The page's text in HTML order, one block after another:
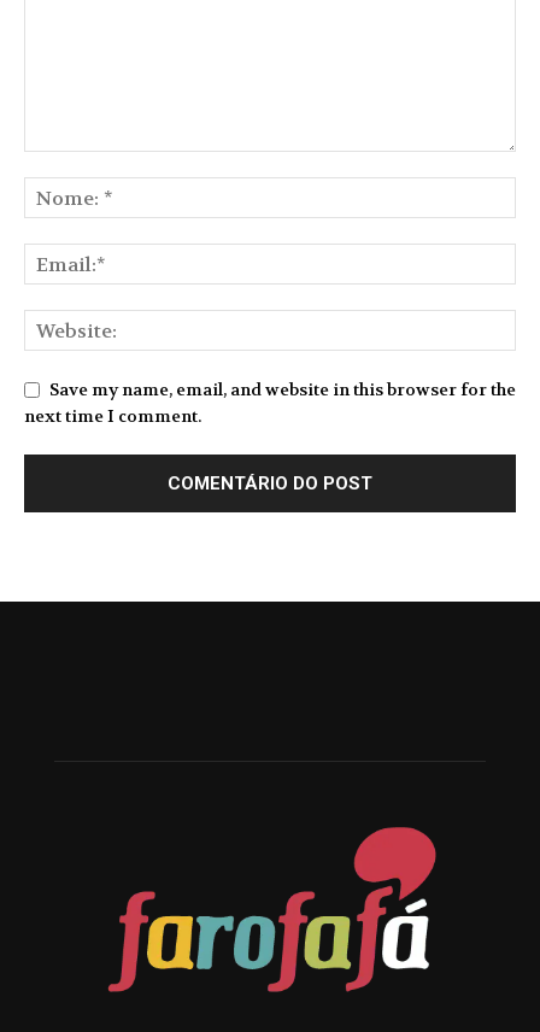
Save my name, email, and website in this browser for the
next time I comment.